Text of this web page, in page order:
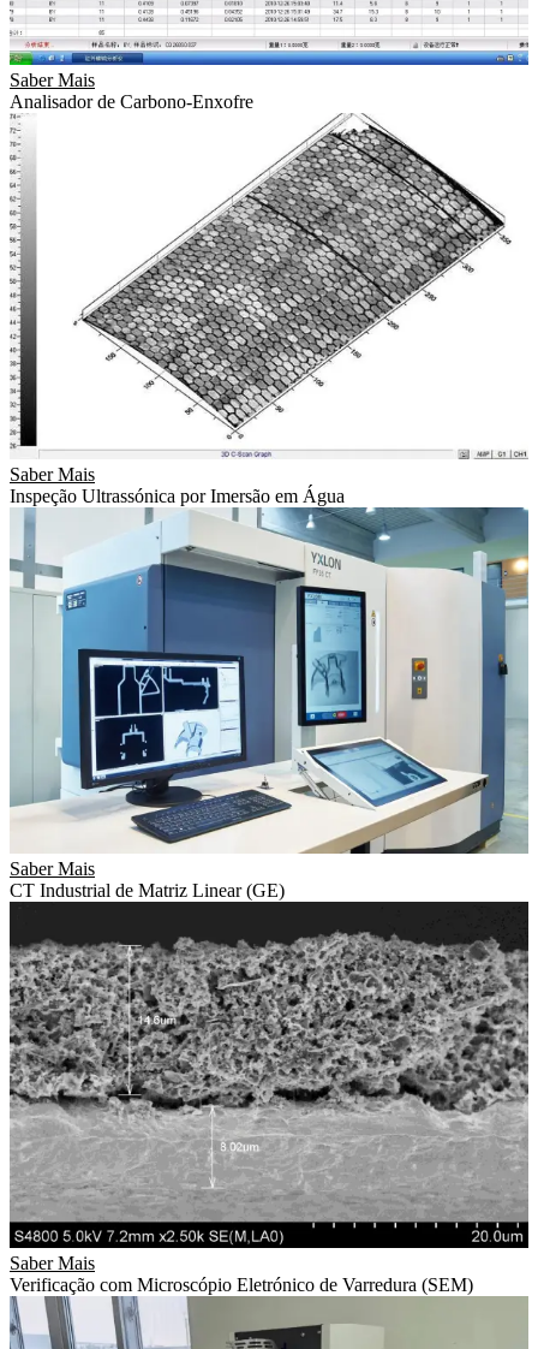
Saber Mais
Analisador de Carbono-Enxofre
Saber Mais
Inspeção Ultrassónica por Imersão em Água
Saber Mais
CT Industrial de Matriz Linear (GE)
Saber Mais
Verificação com Microscópio Eletrónico de Varredura (SEM)